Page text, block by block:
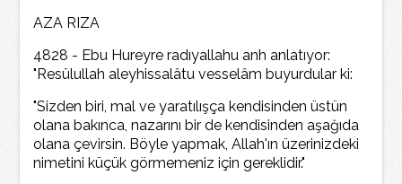
AZA RIZA
4828 - Ebu Hureyre radıyallahu anh anlatıyor:
"Resûlullah aleyhissalâtu vesselâm buyurdular ki:
"Sizden biri, mal ve yaratılışça kendisinden üstün
olana bakınca, nazarını bir de kendisinden aşağıda
olana çevirsin. Böyle yapmak, Allah'ın üzerinizdeki
nimetini küçük görmemeniz için gereklidir."